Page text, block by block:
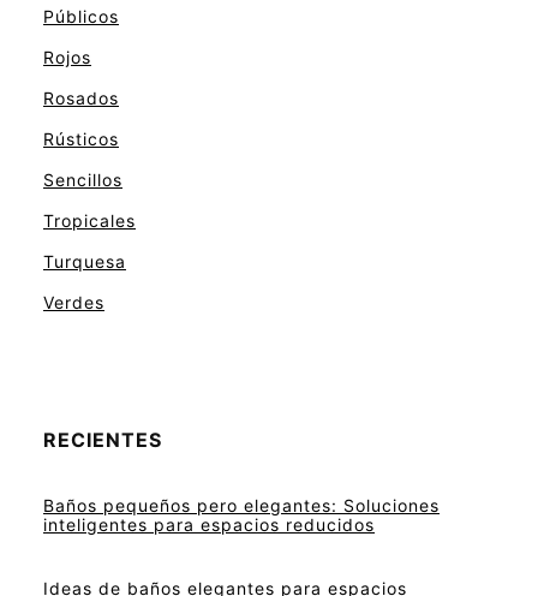
Públicos
Rojos
Rosados
Rústicos
Sencillos
Tropicales
Turquesa
Verdes
RECIENTES
Baños pequeños pero elegantes: Soluciones
inteligentes para espacios reducidos
Ideas de baños elegantes para espacios